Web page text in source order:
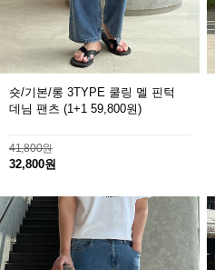
숏/기본/롱 3TYPE 쿨링 멜 핀턱
데님 팬츠 (1+1 59,800원)
41,800원
32,800원